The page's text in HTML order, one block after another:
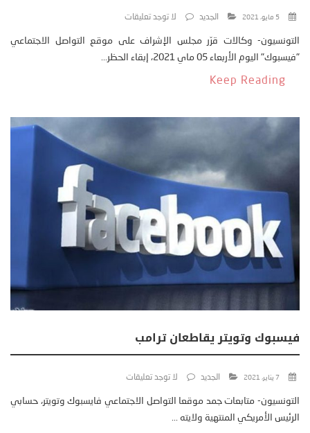
5 مايو، 2021 الجديد لا توجد تعليقات
التونسيون- وكالات قرّر مجلس الإشراف على موقع التواصل الاجتماعي
"فيسبوك" اليوم الأربعاء 05 ماي 2021، إبقاء الحظر...
Keep Reading
فيسبوك وتويتر يقاطعان ترامب
7 يناير، 2021 الجديد لا توجد تعليقات
التونسيون- متابعات جمد موقعا التواصل الاجتماعي فايسبوك وتويتر، حسابي
الرئيس الأمريكي المنتهية ولايته ...